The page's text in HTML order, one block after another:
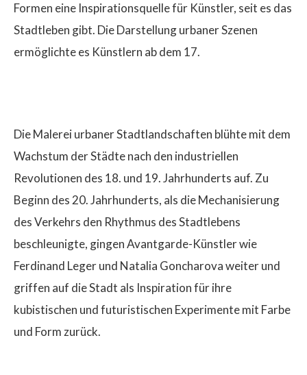
Formen eine Inspirationsquelle für Künstler, seit es das
Stadtleben gibt. Die Darstellung urbaner Szenen
ermöglichte es Künstlern ab dem 17.
Die Malerei urbaner Stadtlandschaften blühte mit dem
Wachstum der Städte nach den industriellen
Revolutionen des 18. und 19. Jahrhunderts auf. Zu
Beginn des 20. Jahrhunderts, als die Mechanisierung
des Verkehrs den Rhythmus des Stadtlebens
beschleunigte, gingen Avantgarde-Künstler wie
Ferdinand Leger und Natalia Goncharova weiter und
griffen auf die Stadt als Inspiration für ihre
kubistischen und futuristischen Experimente mit Farbe
und Form zurück.